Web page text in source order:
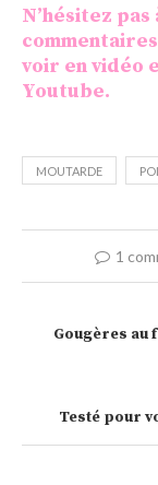
N’hésitez pas
voir en vidéo
Youtube.
MOUTARDE
1
Gougères au
Testé pour